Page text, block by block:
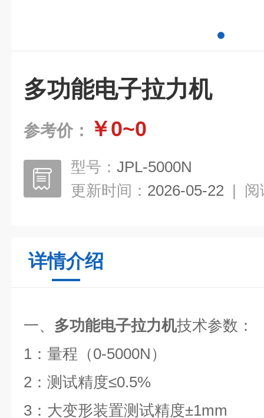
多功能电子拉力机
参考价： ￥0~0
型号： JPL-5000N
更新时间： 2026-05-22 | 阅
详情介绍
一、 多功能电子拉力机技术参数：
1：量程（0-5000N）
2：测试精度≤0.5%
3：大变形装置测试精度±1mm